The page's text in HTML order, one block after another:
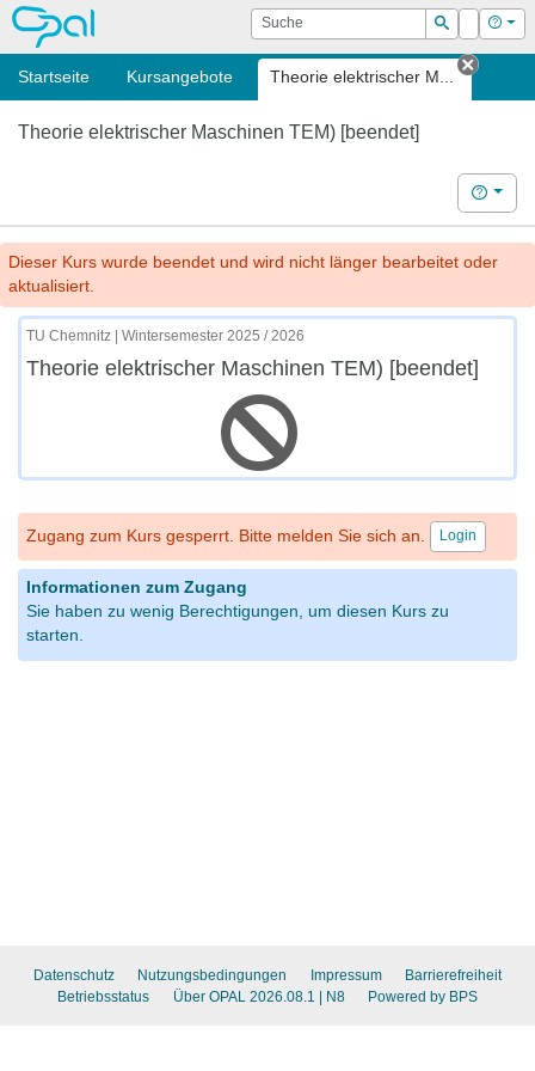
OPAL Suche
Suchen
Login Hilfe
Startseite Kursangebote Theorie elektrischer M...
Tab
Theorie elektrischer Maschinen TEM) [beendet]
Hilfe
Dieser Kurs wurde beendet und wird nicht länger bearbeitet oder
aktualisiert.
TU Chemnitz | Wintersemester 2025 / 2026
Theorie elektrischer Maschinen TEM) [beendet]
Zugang zum Kurs gesperrt. Bitte melden Sie sich an. Login
Informationen zum Zugang
Sie haben zu wenig Berechtigungen, um diesen Kurs zu
starten.
Datenschutz Nutzungsbedingungen Impressum
Barrierefreiheit
Betriebsstatus
Über OPAL 2026.08.1 | N8 Powered by BPS